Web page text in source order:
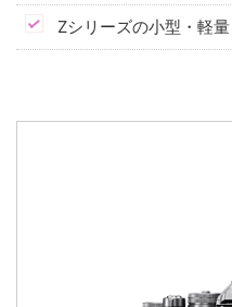
Zシリーズの小型・軽